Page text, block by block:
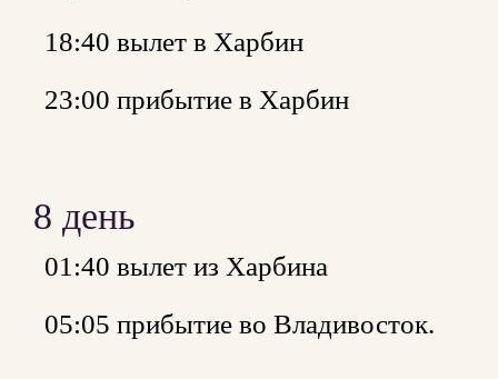
18:40 вылет в Харбин
23:00 прибытие в Харбин
8 день
01:40 вылет из Харбина
05:05 прибытие во Владивосток.